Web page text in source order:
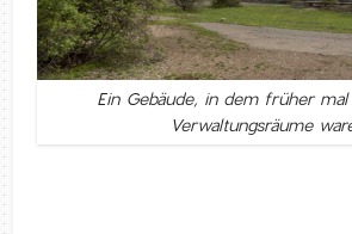
Ein Gebäude, in dem früher mal
Verwaltungsräume